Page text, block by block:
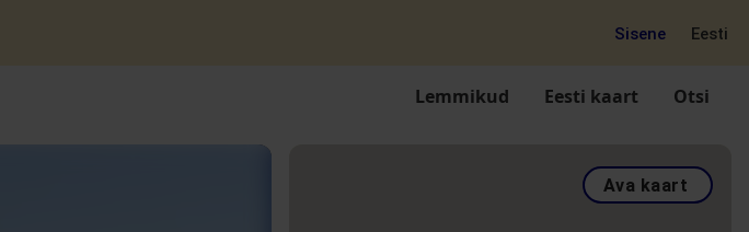
Sisene Eesti
Lemmikud Eesti kaart Otsi
Ava kaart